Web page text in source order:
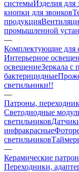
системыИзделия для
кнопки для звонков
продукция
промышленной
—
Комплектующие для
Интерьерное
освещениеЗеркала с
бактерицидные
светильники!!
—
Патроны,
Светодиодные
светильников
инфракрасные
светильников
—
Керамические
Переходники,